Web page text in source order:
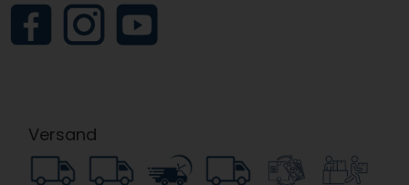
Versand